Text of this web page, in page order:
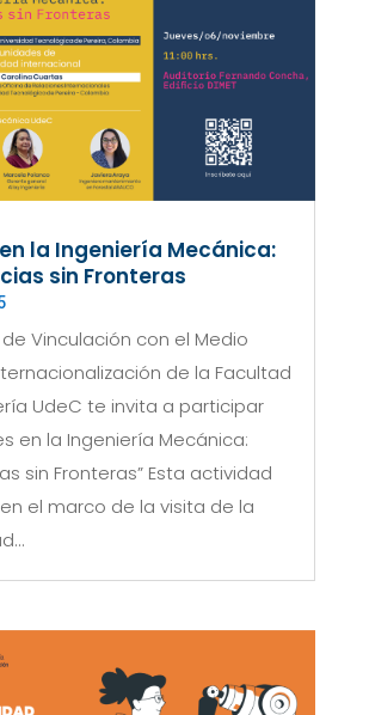
la Ingeniería Mecánica:
sin Fronteras
de Vinculación con el Medio
de la Facultad
UdeC te invita a participar
en la Ingeniería Mecánica:
sin Fronteras” Esta actividad
el marco de la visita de la